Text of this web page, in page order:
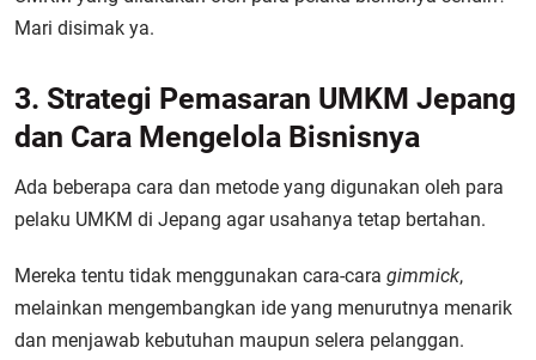
Mari disimak ya.
3. Strategi Pemasaran UMKM Jepang
dan Cara Mengelola Bisnisnya
Ada beberapa cara dan metode yang digunakan oleh para
pelaku UMKM di Jepang agar usahanya tetap bertahan.
Mereka tentu tidak menggunakan cara-cara gimmick,
melainkan mengembangkan ide yang menurutnya menarik
dan menjawab kebutuhan maupun selera pelanggan.